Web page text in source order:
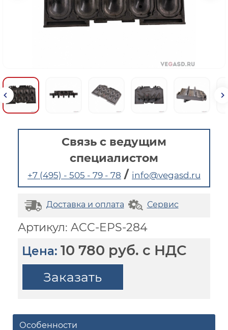
Связь с ведущим
специалистом
+7 (495) - 505 - 79 - 78 / info@vegasd.ru
Доставка и оплата Сервис
Артикул: ACC-EPS-284
Цена: 10 780 руб. с НДС
Заказать
Особенности